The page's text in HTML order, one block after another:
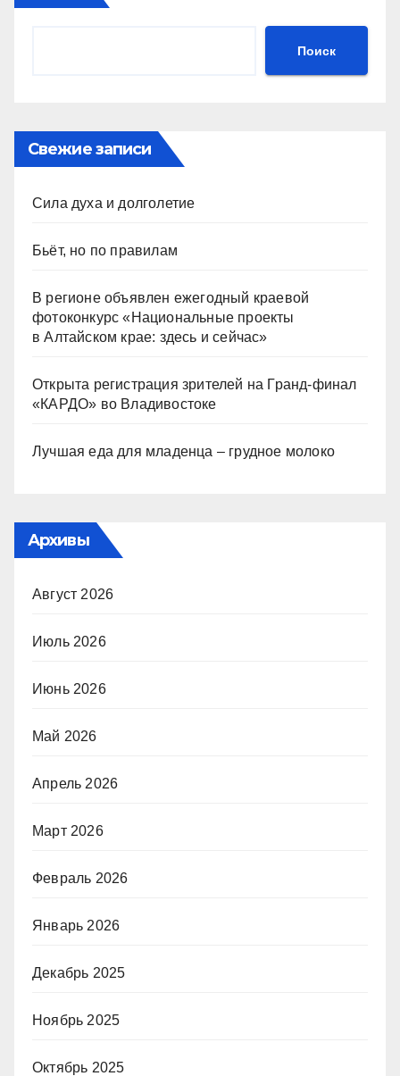
Поиск
Свежие записи
Сила духа и долголетие
Бьёт, но по правилам
В регионе объявлен ежегодный краевой
фотоконкурс «Национальные проекты
в Алтайском крае: здесь и сейчас»
Открыта регистрация зрителей на Гранд-финал
«КАРДО» во Владивостоке
Лучшая еда для младенца – грудное молоко
Архивы
Август 2026
Июль 2026
Июнь 2026
Май 2026
Апрель 2026
Март 2026
Февраль 2026
Январь 2026
Декабрь 2025
Ноябрь 2025
Октябрь 2025